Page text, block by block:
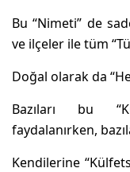
Bu “Nimeti” de
ve ilçeler ile tüm
Doğal olarak da
Bazıları bu
faydalanırken,
Kendilerine